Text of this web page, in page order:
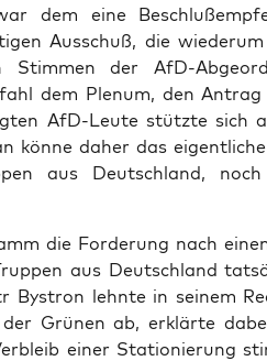
dem eine
Aus­schuß, die
der AfD-
dem Ple­num, den
AfD-Leu­te stütz­te sich
kön­ne daher das
aus Deutsch­land,
die For­de­rung nach
aus Deutsch­land
Bystron lehn­te in sei­nem
Grü­nen ab, erklär­te
einer Sta­tio­nie­rung